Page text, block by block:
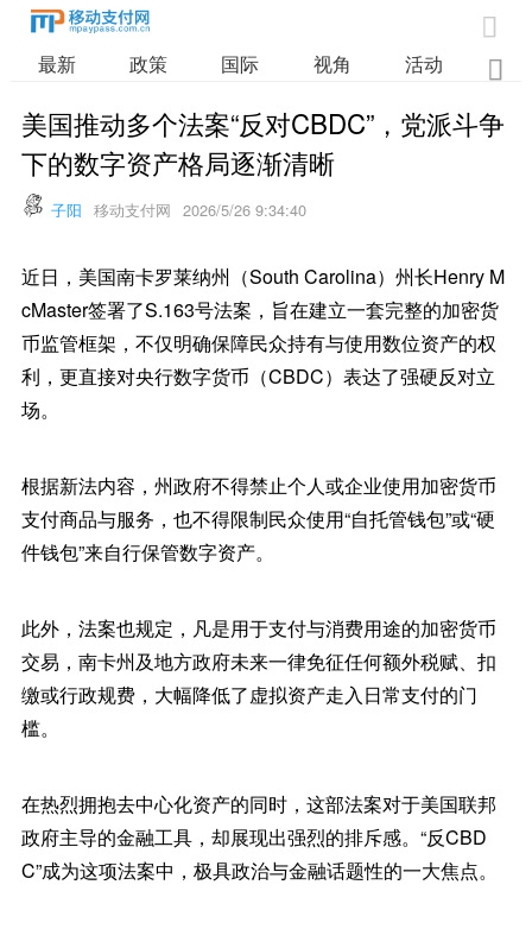

最新 政策 国际 视角 活动 业

美国推动多个法案“反对CBDC”，党派斗争
下的数字资产格局逐渐清晰
子阳 移动支付网 2026/5/26 9:34:40
近日，美国南卡罗莱纳州（South Carolina）州长Henry M
cMaster签署了S.163号法案，旨在建立一套完整的加密货
币监管框架，不仅明确保障民众持有与使用数位资产的权
利，更直接对央行数字货币（CBDC）表达了强硬反对立
场。
根据新法内容，州政府不得禁止个人或企业使用加密货币
支付商品与服务，也不得限制民众使用“自托管钱包”或“硬
件钱包”来自行保管数字资产。
此外，法案也规定，凡是用于支付与消费用途的加密货币
交易，南卡州及地方政府未来一律免征任何额外税赋、扣
缴或行政规费，大幅降低了虚拟资产走入日常支付的门
槛。
在热烈拥抱去中心化资产的同时，这部法案对于美国联邦
政府主导的金融工具，却展现出强烈的排斥感。“反CBD
C”成为这项法案中，极具政治与金融话题性的一大焦点。